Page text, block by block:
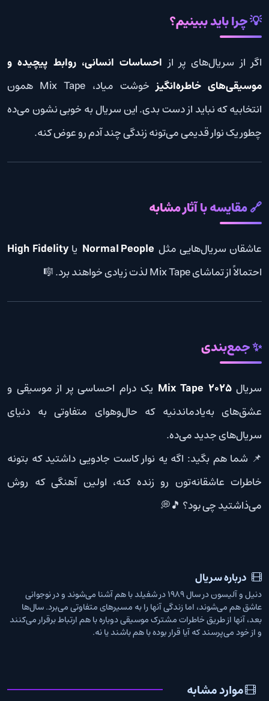
💡 چرا باید ببینیم؟
اگر از سریال‌های پر از احساسات انسانی، روابط پیچیده و
موسیقی‌های خاطره‌انگیز
خوشت میاد، Mix Tape همون
انتخابیه که نباید از دست بدی. این سریال به خوبی نشون می‌ده
چطور یک نوار قدیمی می‌تونه زندگی چند آدم رو عوض کنه.
🔗 مقایسه با آثار مشابه
عاشقان سریال‌هایی مثل Normal People یا High Fidelity
احتمالاً از تماشای Mix Tape لذت زیادی خواهند برد. 🎼
✨ جمع‌بندی
سریالMix Tape 2025 یک درام احساسی پر از موسیقی و
عشق‌های به‌یادماندنیه که حال‌وهوای متفاوتی به دنیای
سریال‌های جدید می‌ده.
📌 شما هم بگید: اگه یه نوار کاست جادویی داشتید که بتونه
خاطرات عاشقانه‌تون رو زنده کنه، اولین آهنگی که روش
می‌ذاشتید چی بود؟ 🎵💭
درباره سریال
دنیل و آلیسون در سال ۱۹۸۹ در شفیلد با هم آشنا می‌شوند و در نوجوانی
عاشق هم می‌شوند، اما زندگی آنها را به مسیرهای متفاوتی می‌برد. سال‌ها
بعد، آنها از طریق خاطرات مشترک موسیقی دوباره با هم ارتباط برقرار می‌کنند
و از خود می‌پرسند که آیا قرار بوده با هم باشند یا نه.
موارد مشابه